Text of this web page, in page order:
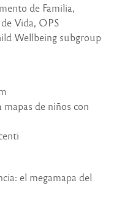
de Familia,
Vida, OPS
Wellbeing subgroup
de niños con
el megamapa del